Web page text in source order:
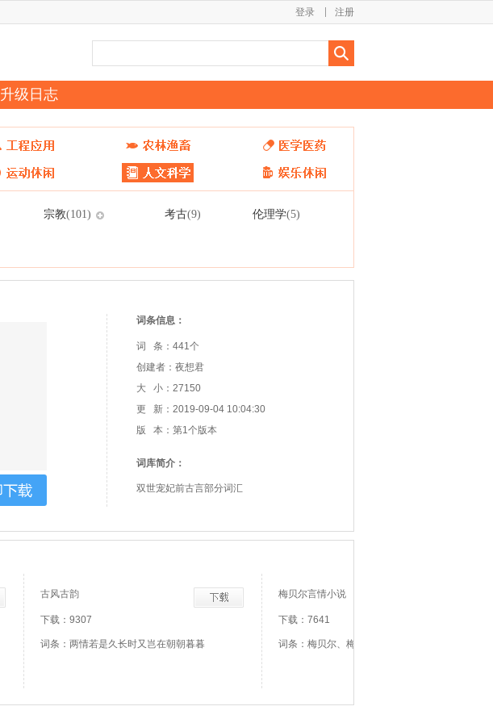
注册
登录
升级日志
宗教(101) 考古(9) 伦理学(5)
词条信息：
词 条：441个
创建者：夜想君
大 小：27150
更 新：2019-09-04 10:04:30
版 本：第1个版本
词库简介：
双世宠妃前古言部分词汇
古风古韵
下载：9307
词条：两情若是久长时又岂在朝朝暮暮
梅贝尔言情小说
下载：7641
词条：梅贝尔、梅贝儿、撒野有理